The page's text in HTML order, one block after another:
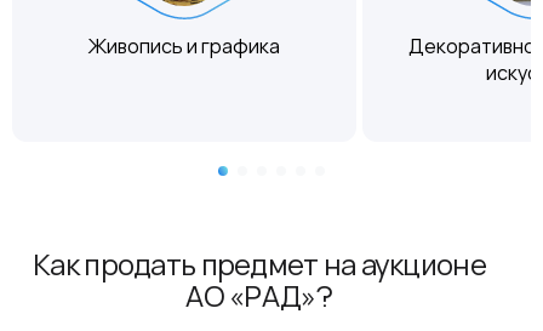
Живопись и графика
Как продать предмет на аукционе
АО «РАД»?